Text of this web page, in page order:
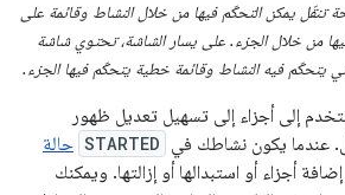
تنقّل يمكن التحكّم فيها من خلال النشاط وقائمة على
من خلال الجزء. على يسار الشاشة، تحتوي شاشة
فيه النشاط وقائمة خطية يتحكّم فيها الجزء.
إلى أجزاء إلى تسهيل تعديل ظهور
عندما يكون نشاطك في STARTED حالة
أجزاء أو استبدالها أو إزالتها. ويمكنك